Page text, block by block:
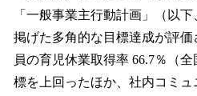
「一般事業主行動計画」（以
掲げた多角的な目標達成が評
員の育児休業取得率 66.7％（
標を上回ったほか、社内コミュ